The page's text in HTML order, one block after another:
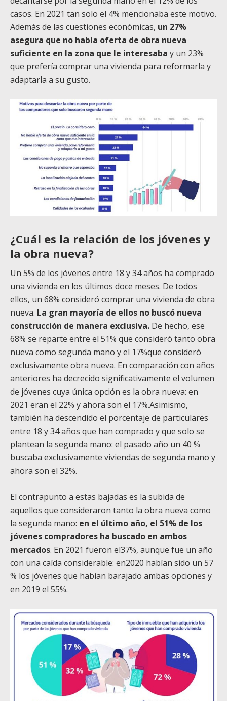
casos. En 2021 tan solo el 4% mencionaba este motivo.
Además de las cuestiones económicas, un 27%
asegura que no había oferta de obra nueva
suficiente en la zona que le interesaba y un 23%
que prefería comprar una vivienda para reformarla y
adaptarla a su gusto.
¿Cuál es la relación de los jóvenes y
la obra nueva?
Un 5% de los jóvenes entre 18 y 34 años ha comprado
una vivienda en los últimos doce meses. De todos
ellos, un 68% consideró comprar una vivienda de obra
nueva. La gran mayoría de ellos no buscó nueva
construcción de manera exclusiva. De hecho, ese
68% se reparte entre el 51% que consideró tanto obra
nueva como segunda mano y el 17%que consideró
exclusivamente obra nueva. En comparación con años
anteriores ha decrecido significativamente el volumen
de jóvenes cuya única opción es la obra nueva: en
2021 eran el 22% y ahora son el 17%.Asimismo,
también ha descendido el porcentaje de particulares
entre 18 y 34 años que han comprado y que solo se
plantean la segunda mano: el pasado año un 40 %
buscaba exclusivamente viviendas de segunda mano y
ahora son el 32%.
El contrapunto a estas bajadas es la subida de
aquellos que consideraron tanto la obra nueva como
la segunda mano: en el último año, el 51% de los
jóvenes compradores ha buscado en ambos
mercados. En 2021 fueron el37%, aunque fue un año
con una caída considerable: en2020 habían sido un 57
% los jóvenes que habían barajado ambas opciones y
en 2019 el 55%.